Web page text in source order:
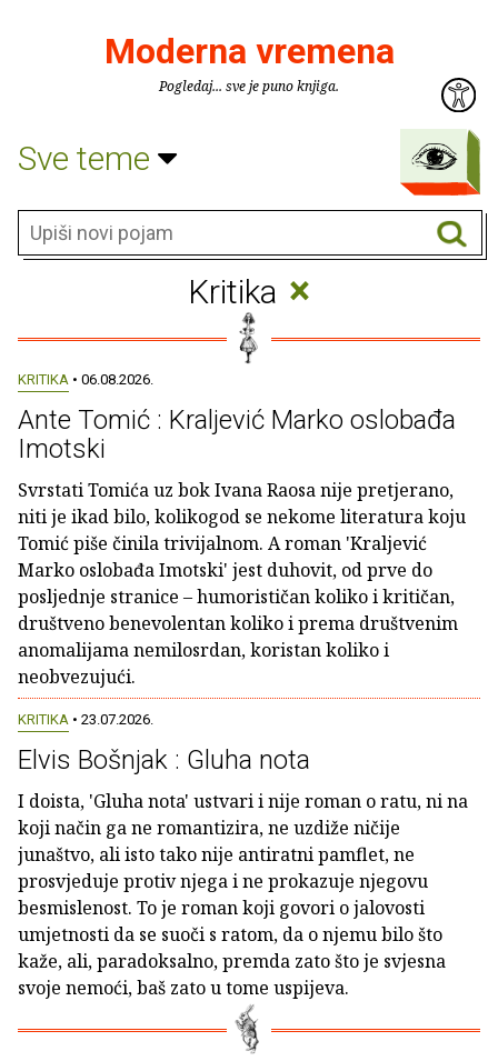
Moderna vremena
Pogledaj... sve je puno knjiga.
Sve teme
Kritika ×
KRITIKA • 06.08.2026.
Ante Tomić : Kraljević Marko oslobađa
Imotski
Svrstati Tomića uz bok Ivana Raosa nije pretjerano,
niti je ikad bilo, kolikogod se nekome literatura koju
Tomić piše činila trivijalnom. A roman 'Kraljević
Marko oslobađa Imotski' jest duhovit, od prve do
posljednje stranice – humorističan koliko i kritičan,
društveno benevolentan koliko i prema društvenim
anomalijama nemilosrdan, koristan koliko i
neobvezujući.
KRITIKA • 23.07.2026.
Elvis Bošnjak : Gluha nota
I doista, 'Gluha nota' ustvari i nije roman o ratu, ni na
koji način ga ne romantizira, ne uzdiže ničije
junaštvo, ali isto tako nije antiratni pamflet, ne
prosvjeduje protiv njega i ne prokazuje njegovu
besmislenost. To je roman koji govori o jalovosti
umjetnosti da se suoči s ratom, da o njemu bilo što
kaže, ali, paradoksalno, premda zato što je svjesna
svoje nemoći, baš zato u tome uspijeva.